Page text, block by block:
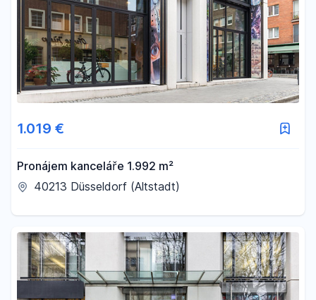
1.019 €
Pronájem kanceláře 1.992 m²
40213 Düsseldorf (Altstadt)